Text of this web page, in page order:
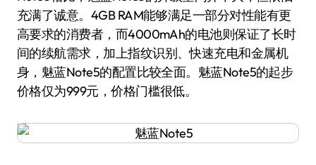
充满了诚意。4GB RAM能够满足一部分对性能有更
高要求的消费者，而4000mAh的电池则保证了长时
间的续航需求，加上指纹识别、快速充电和金属机
身，魅蓝Note5的配置比较全面。魅蓝Note5的起步
价格仅为999元，价格门槛很低。